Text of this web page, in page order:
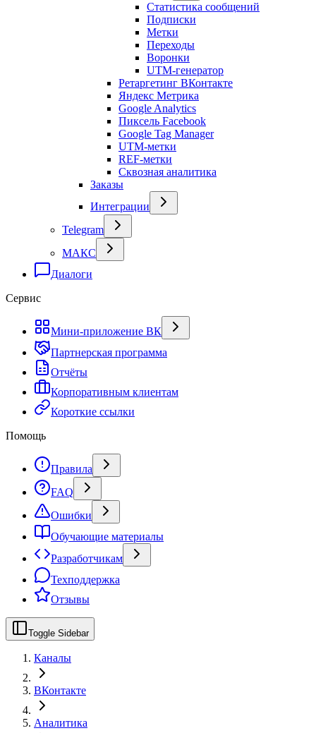
Статистика сообщений
Подписки
Метки
Переходы
Воронки
UTM-генератор
Ретаргетинг ВКонтакте
Яндекс Метрика
Google Analytics
Пиксель Facebook
Google Tag Manager
UTM-метки
REF-метки
Сквозная аналитика
Заказы
Интеграции
Telegram
МАКС
Диалоги
Сервис
Мини-приложение ВК
Партнерская программа
Отчёты
Корпоративным клиентам
Короткие ссылки
Помощь
Правила
FAQ
Ошибки
Обучающие материалы
Разработчикам
Техподдержка
Отзывы
Toggle Sidebar
Каналы
ВКонтакте
Аналитика